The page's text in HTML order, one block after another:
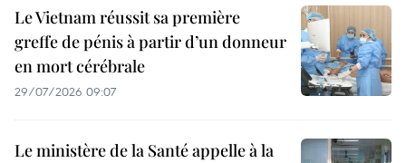
Le Vietnam réussit sa première
greffe de pénis à partir d’un donneur
en mort cérébrale
29/07/2026 09:07
Le ministère de la Santé appelle à la